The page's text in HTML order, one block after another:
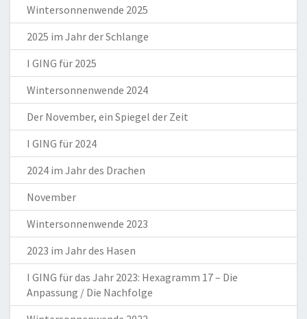
Wintersonnenwende 2025
2025 im Jahr der Schlange
I GING für 2025
Wintersonnenwende 2024
Der November, ein Spiegel der Zeit
I GING für 2024
2024 im Jahr des Drachen
November
Wintersonnenwende 2023
2023 im Jahr des Hasen
I GING für das Jahr 2023: Hexagramm 17 – Die
Anpassung / Die Nachfolge